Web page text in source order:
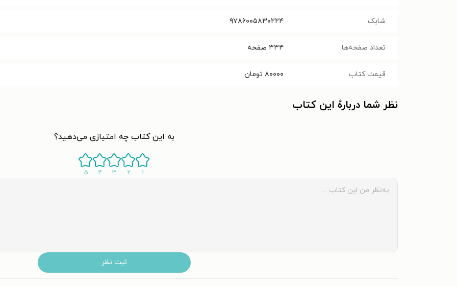
شابک ۹۷۸۶۰۰۵۸۳۰۲۲۴
تعداد صفحه‌ها ۳۳۴ صفحه
قیمت کتاب ۸۰۰۰۰ تومان
نظر شما دربارهٔ این کتاب
به این کتاب چه امتیازی می‌دهید؟
۱ ۲ ۳ ۴ ۵
ثبت نظر